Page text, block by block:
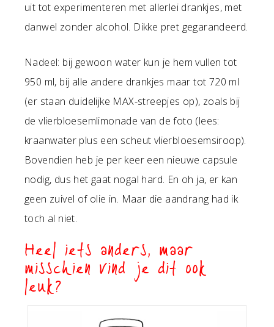
uit tot experimenteren met allerlei drankjes, met
danwel zonder alcohol. Dikke pret gegarandeerd.
Nadeel: bij gewoon water kun je hem vullen tot
950 ml, bij alle andere drankjes maar tot 720 ml
(er staan duidelijke MAX-streepjes op), zoals bij
de vlierbloesemlimonade van de foto (lees:
kraanwater plus een scheut vlierbloesemsiroop).
Bovendien heb je per keer een nieuwe capsule
nodig, dus het gaat nogal hard. En oh ja, er kan
geen zuivel of olie in. Maar die aandrang had ik
toch al niet.
Heel iets anders, maar
misschien vind je dit ook
leuk?